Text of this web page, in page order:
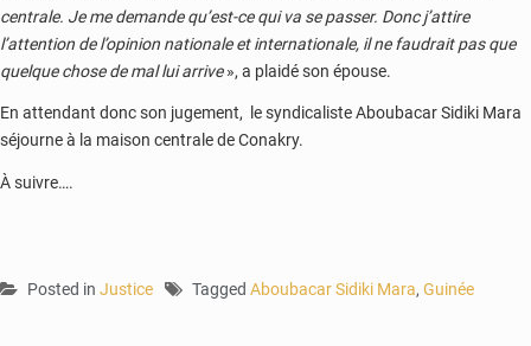
centrale. Je me demande qu’est-ce qui va se passer. Donc j’attire
l’attention de l’opinion nationale et internationale, il ne faudrait pas que
quelque chose de mal lui arrive», a plaidé son épouse.
En attendant donc son jugement, le syndicaliste Aboubacar Sidiki Mara
séjourne à la maison centrale de Conakry.
À suivre….
Posted in Justice Tagged Aboubacar Sidiki Mara, Guinée